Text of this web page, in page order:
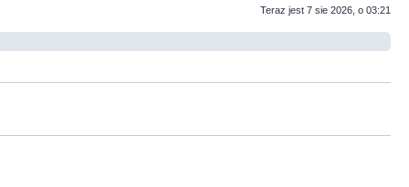
Teraz jest 7 sie 2026, o 03:21